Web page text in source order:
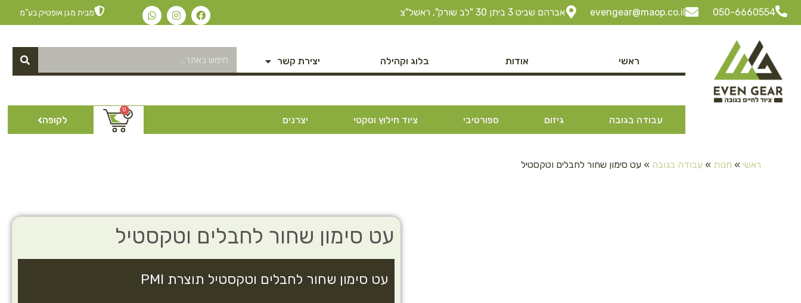
050-6660554
evengear@maop.co.il אברהם שביט 3 ביתן 30 "לב שורק", ראשל"צ מבית מגן אופטיק בע"מ
ראשי אודות בלוג וקהילה יצירת קשר
עבודה בגובה גיזום ספורטיבי ציוד חילוץ וטקטי יצרנים
0
לקופה
ראשי » חנות » עבודה בגובה » עט סימון שחור לחבלים וטקסטיל
עט סימון שחור לחבלים וטקסטיל
עט סימון שחור לחבלים וטקסטיל תוצרת PMI